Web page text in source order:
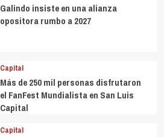
Galindo insiste en una alianza
opositora rumbo a 2027
Capital
Más de 250 mil personas disfrutaron
el FanFest Mundialista en San Luis
Capital
Capital